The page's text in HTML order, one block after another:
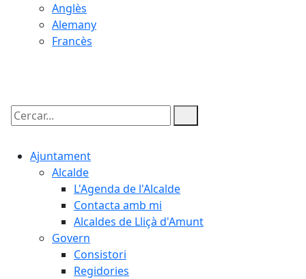
Anglès
Alemany
Francès
Cercar:
Ajuntament
Alcalde
L'Agenda de l'Alcalde
Contacta amb mi
Alcaldes de Lliçà d'Amunt
Govern
Consistori
Regidories